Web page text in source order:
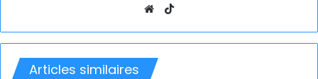
Website
Articles similaires